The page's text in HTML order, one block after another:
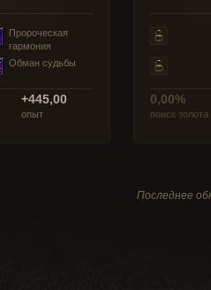
Пророческая
гармония
Обман судьбы
+445,00
опыт
0,00%
поиск золота
Последнее